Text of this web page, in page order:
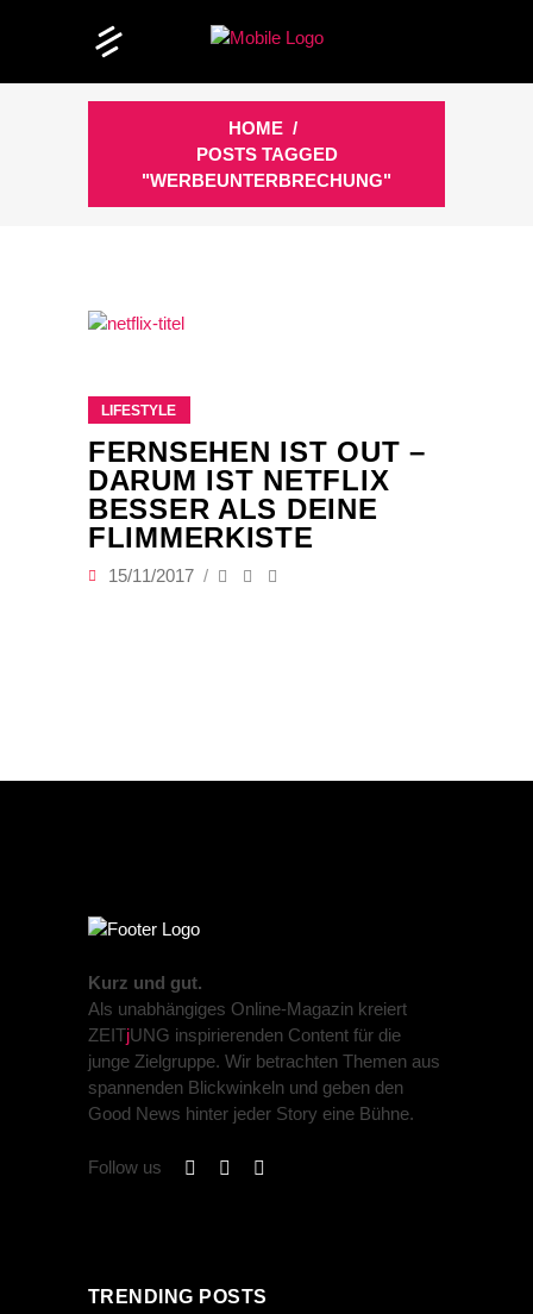
HOME /
POSTS TAGGED
"WERBEUNTERBRECHUNG"
LIFESTYLE
FERNSEHEN IST OUT –
DARUM IST NETFLIX
BESSER ALS DEINE
FLIMMERKISTE
15/11/2017
Kurz und gut.
Als unabhängiges Online-Magazin kreiert
ZEITjUNG inspirierenden Content für die
junge Zielgruppe. Wir betrachten Themen aus
spannenden Blickwinkeln und geben den
Good News hinter jeder Story eine Bühne.
Follow us
TRENDING POSTS